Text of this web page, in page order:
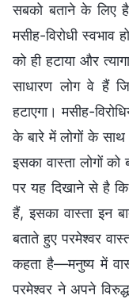
सबको बताने के लिए है
मसीह-विरोधी स्वभाव
को ही हटाया और
साधारण लोग वे हैं
हटाएगा। मसीह-
के बारे में लोगों के साथ
इसका वास्ता लोगों
पर यह दिखाने से है
हैं, इसका वास्ता इन
बताते हुए परमेश्वर
कहता है—मनुष्य में
परमेश्वर ने अपने